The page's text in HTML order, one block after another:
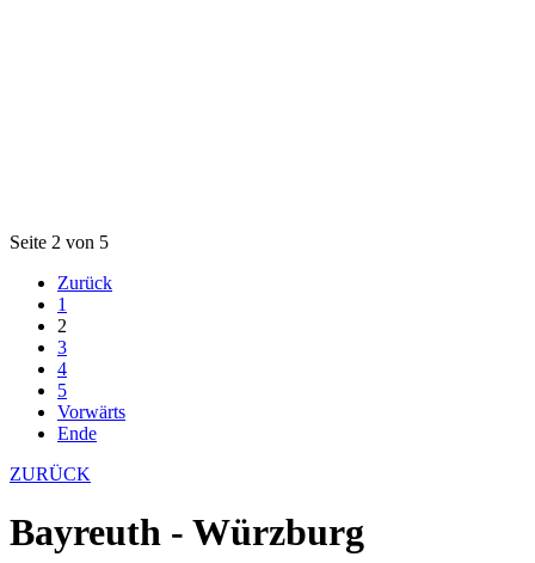
Seite 2 von 5
Zurück
1
2
3
4
5
Vorwärts
Ende
ZURÜCK
Bayreuth - Würzburg